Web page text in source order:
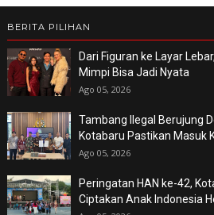
BERITA PILIHAN
Dari Figuran ke Layar
Mimpi Bisa Jadi Nyata
Ago 05, 2026
Tambang Ilegal Berujung
Kotabaru Pastikan Masuk
Ago 05, 2026
Peringatan HAN ke-42,
Ciptakan Anak Indonesia